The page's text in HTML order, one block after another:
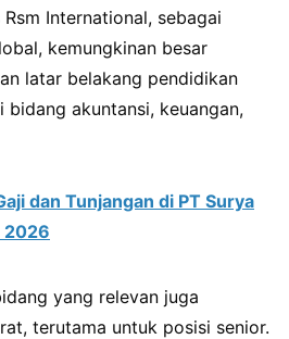
International, sebagai
kemungkinan besar
latar belakang pendidikan
akuntansi, keuangan,
dan Tunjangan di PT Surya
2026
yang relevan juga
terutama untuk posisi senior.